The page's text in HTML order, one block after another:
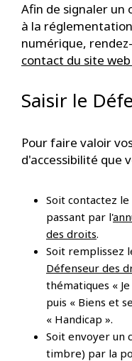
Afin de signaler un
à la
numérique,
contact du site
Saisir le
Pour faire valoir
d'accessibilité que
Soit contactez
passant par l'
des droits.
Soit remplissez
Défenseur des
thématiques «
puis « Biens et
« Handicap ».
Soit envoyer un
timbre) par la